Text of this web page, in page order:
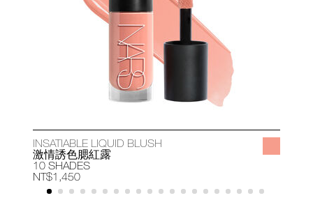
INSATIABLE LIQUID BLUSH
激情誘色腮紅露
10 SHADES
NT$1,450